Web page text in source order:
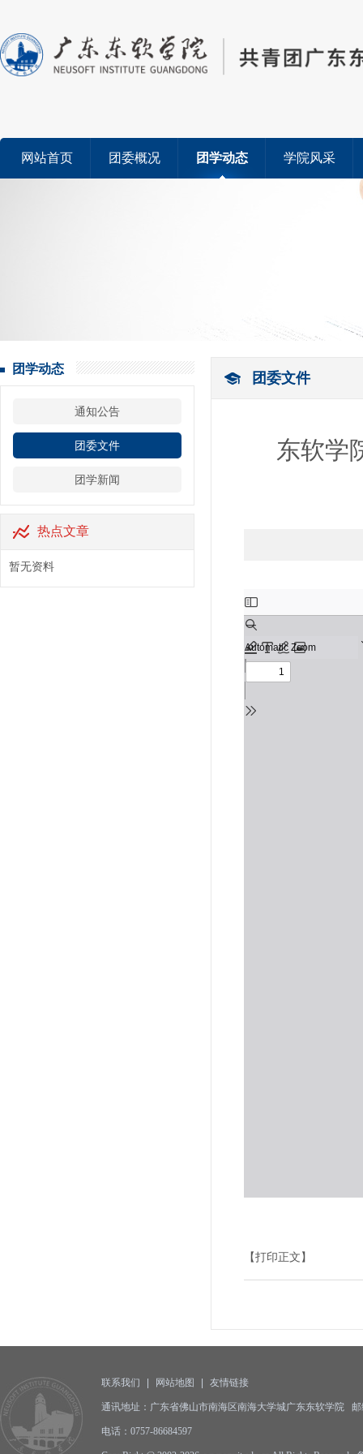
网站首页 团委概况 团学动态 学院风采
团学动态
通知公告
团委文件
团学新闻
热点文章
暂无资料
团委文件
东软学
【打印正文】
联系我们 网站地图 友情链接
通讯地址：广东省佛山市南海区南海大学城广东东软学院 邮
电话：0757-86684597